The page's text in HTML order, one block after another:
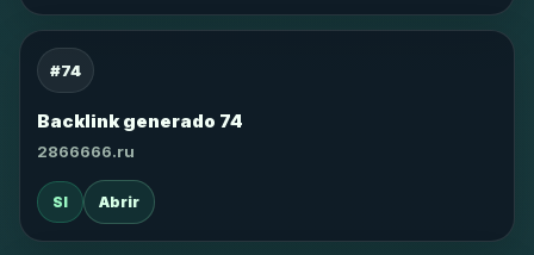
#74
Backlink generado 74
2866666.ru
SI Abrir